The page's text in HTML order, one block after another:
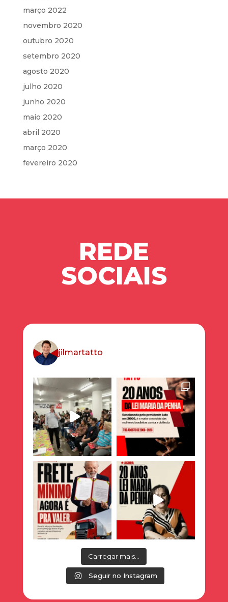
março 2022
novembro 2020
outubro 2020
setembro 2020
agosto 2020
julho 2020
junho 2020
maio 2020
abril 2020
março 2020
fevereiro 2020
REDE
SOCIAIS
jilmartatto
Carregar mais...
Seguir no Instagram